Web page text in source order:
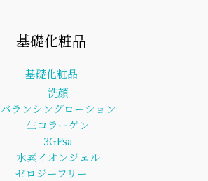
基礎化粧品
基礎化粧品
洗顔
バランシングローション
生コラーゲン
3GFsa
水素イオンジェル
ゼロジーフリー